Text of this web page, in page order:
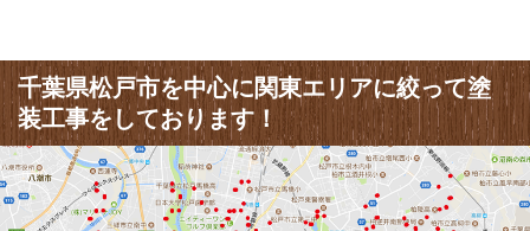
千葉県松戸市を中心に関東エリアに絞って塗
装工事をしております！